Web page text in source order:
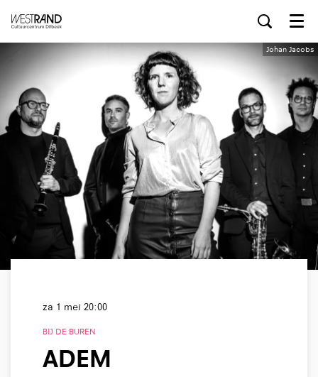
Menu
Johan Jacobs
ADEM
BIJ DE BUREN
za 1 mei 20:00